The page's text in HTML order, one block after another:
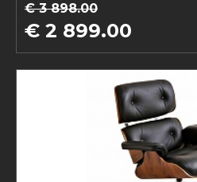
€ 3 898.00
€ 2 899.00